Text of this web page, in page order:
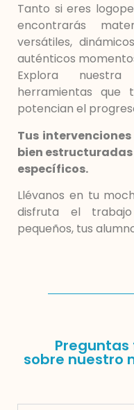
Tanto si eres
encontrarás
versátiles,
auténticos
Explora
herramientas que
potencian el
Tus
bien
específicos.
Llévanos en tu
disfruta el
pequeños, tus
Preguntas
sobre nuestro